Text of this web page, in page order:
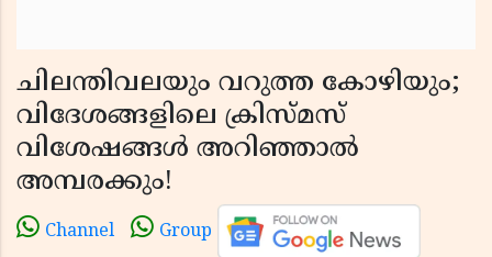
ചിലന്തിവലയും വറുത്ത കോഴിയും;
വിദേശങ്ങളിലെ ക്രിസ്മസ്
വിശേഷങ്ങൾ അറിഞ്ഞാൽ
അമ്പരക്കും!
Channel Group